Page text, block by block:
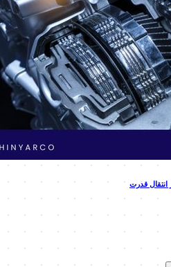
قدرت